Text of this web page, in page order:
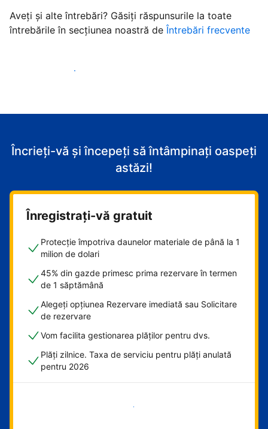
Aveți și alte întrebări? Găsiți răspunsurile la toate
întrebările în secțiunea noastră deÎntrebări frecvente
Începeţi să primiţi clienţi
Încrieți-vă și începeți să întâmpinați oaspeți
astăzi!
Înregistrați-vă gratuit
Protecție împotriva daunelor materiale de până la 1
milion de dolari
45% din gazde primesc prima rezervare în termen
de 1 săptămână
Alegeți opțiunea Rezervare imediată sau Solicitare
de rezervare
Vom facilita gestionarea plăților pentru dvs.
Plăți zilnice. Taxa de serviciu pentru plăți anulată
pentru 2026
Începeți acum